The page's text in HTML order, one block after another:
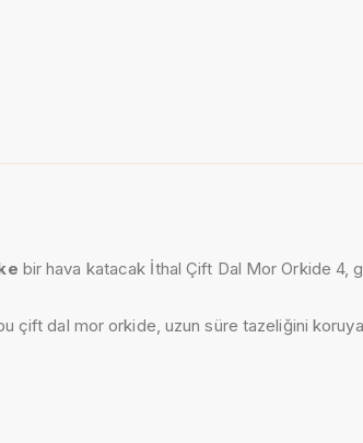
bir hava katacak İthal Çift Dal Mor Orkide 4,
çift dal mor orkide, uzun süre tazeliğini